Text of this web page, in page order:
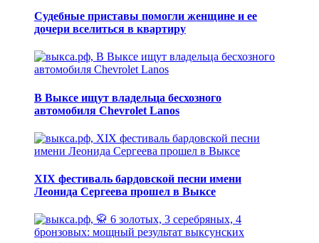
Судебные приставы помогли женщине и ее
дочери вселиться в квартиру
В Выксе ищут владельца бесхозного
автомобиля Chevrolet Lanos
XIX фестиваль бардовской песни имени
Леонида Сергеева прошел в Выксе